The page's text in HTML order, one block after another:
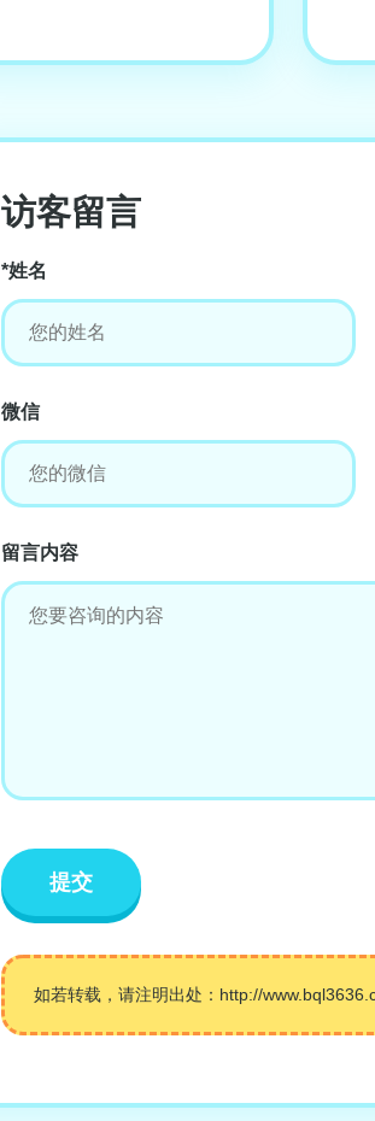
访客留言
*姓名
微信
留言内容
如若转载，请注明出处：http://